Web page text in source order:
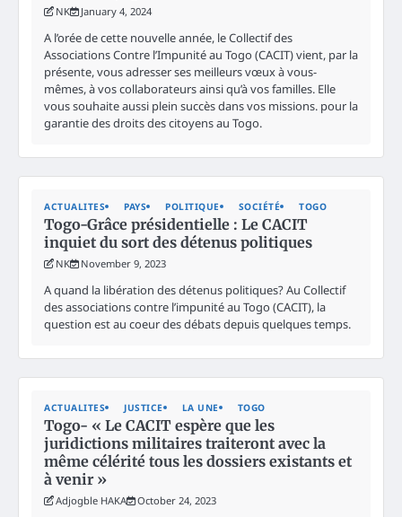
NK January 4, 2024
A l’orée de cette nouvelle année, le Collectif des
Associations Contre l’Impunité au Togo (CACIT) vient, par la
présente, vous adresser ses meilleurs vœux à vous-
mêmes, à vos collaborateurs ainsi qu’à vos familles. Elle
vous souhaite aussi plein succès dans vos missions. pour la
garantie des droits des citoyens au Togo.
ACTUALITES PAYS POLITIQUE SOCIÉTÉ TOGO
Togo-Grâce présidentielle : Le CACIT
inquiet du sort des détenus politiques
NK November 9, 2023
A quand la libération des détenus politiques? Au Collectif
des associations contre l’impunité au Togo (CACIT), la
question est au coeur des débats depuis quelques temps.
ACTUALITES JUSTICE LA UNE TOGO
Togo- « Le CACIT espère que les
juridictions militaires traiteront avec la
même célérité tous les dossiers existants et
à venir »
Adjogble HAKA October 24, 2023